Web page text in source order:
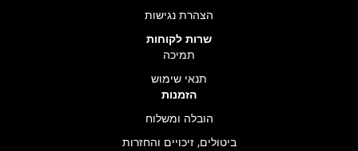
הצהרת נגישות
שרות לקוחות
תמיכה
תנאי שימוש
הזמנות
הובלה ומשלוח
ביטולים, זיכויים והחזרות